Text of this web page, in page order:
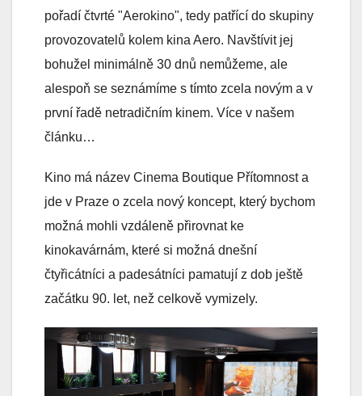
pořadí čtvrté "Aerokino", tedy patřící do skupiny
provozovatelů kolem kina Aero. Navštívit jej
bohužel minimálně 30 dnů nemůžeme, ale
alespoň se seznámíme s tímto zcela novým a v
první řadě netradičním kinem. Více v našem
článku…
Kino má název Cinema Boutique Přítomnost a
jde v Praze o zcela nový koncept, který bychom
možná mohli vzdáleně přirovnat ke
kinokavárnám, které si možná dnešní
čtyřicátníci a padesátníci pamatují z dob ještě
začátku 90. let, než celkově vymizely.